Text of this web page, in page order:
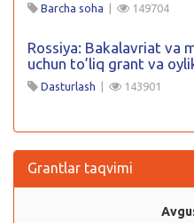
Barcha soha | 149704
Rossiya: Bakalavriat va
uchun to’liq grant va
Dasturlash | 143901
Grantlar taqvimi